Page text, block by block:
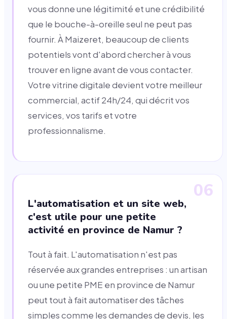
vous donne une légitimité et une crédibilité
que le bouche-à-oreille seul ne peut pas
fournir. À Maizeret, beaucoup de clients
potentiels vont d'abord chercher à vous
trouver en ligne avant de vous contacter.
Votre vitrine digitale devient votre meilleur
commercial, actif 24h/24, qui décrit vos
services, vos tarifs et votre
professionnalisme.
06
L'automatisation et un site web,
c'est utile pour une petite
activité en province de Namur ?
Tout à fait. L'automatisation n'est pas
réservée aux grandes entreprises : un artisan
ou une petite PME en province de Namur
peut tout à fait automatiser des tâches
simples comme les demandes de devis, les